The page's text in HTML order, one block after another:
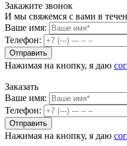
Закажите звонок
И мы свяжемся с вами в
Ваше имя:
Телефон:
Нажимая на кнопку, я даю
Заказать
Ваше имя:
Телефон:
Нажимая на кнопку, я даю